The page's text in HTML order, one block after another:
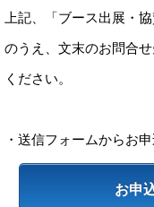
上記、「ブース出展・
のうえ、文末のお問合
ください。
・送信フォームからお
お申